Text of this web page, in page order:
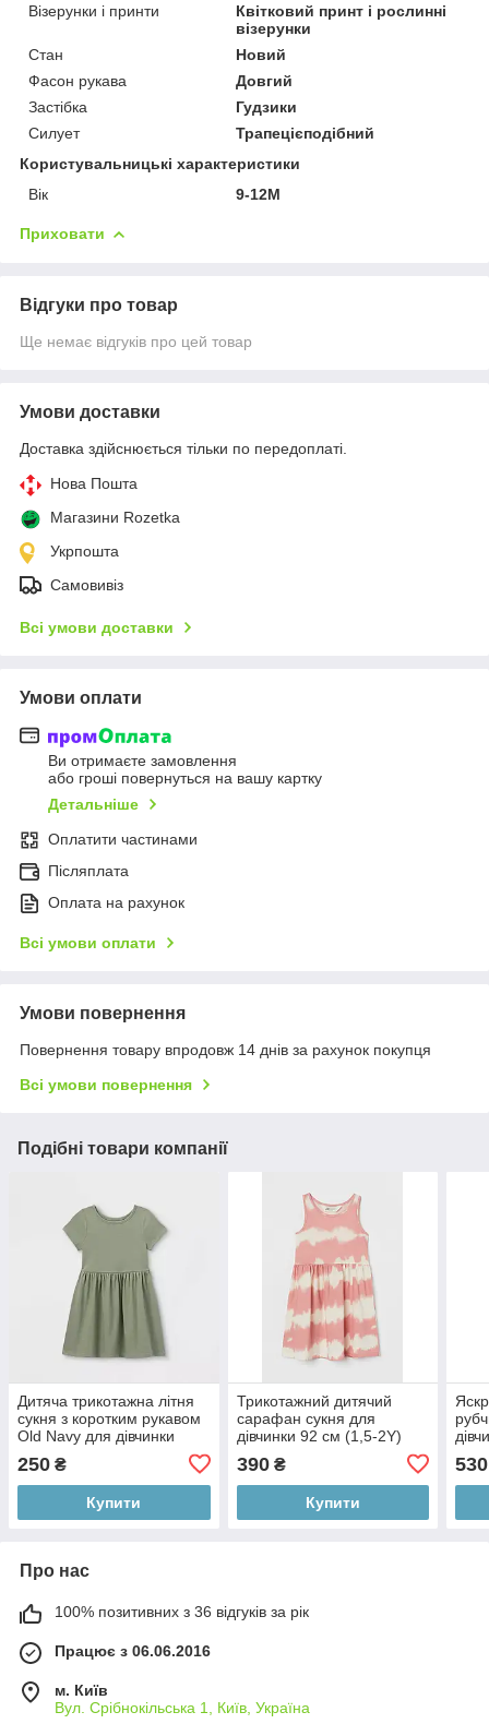
Візерунки і принти
Квітковий принт і рослинні
візерунки
Стан
Новий
Фасон рукава
Довгий
Застібка
Гудзики
Силует
Трапецієподібний
Користувальницькі характеристики
Вік
9-12М
Приховати
Відгуки про товар
Ще немає відгуків про цей товар
Умови доставки
Доставка здійснюється тільки по передоплаті.
Нова Пошта
Магазини Rozetka
Укрпошта
Самовивіз
Всі умови доставки
Умови оплати
Ви отримаєте замовлення
або гроші повернуться на вашу картку
Детальніше
Оплатити частинами
Післяплата
Оплата на рахунок
Всі умови оплати
Умови повернення
Повернення товару впродовж 14 днів за рахунок покупця
Всі умови повернення
Подібні товари компанії
Дитяча трикотажна літня
сукня з коротким рукавом
Old Navy для дівчинки
250 ₴
Купити
Трикотажний дитячий
сарафан сукня для
дівчинки 92 см (1,5-2Y)
390₴
Купити
530
Про нас
100% позитивних з 36 відгуків за рік
Працює з 06.06.2016
м. Київ
Вул. Срібнокільська 1, Київ, Україна